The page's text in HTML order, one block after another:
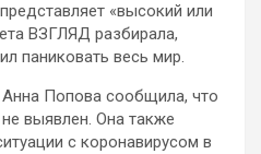
«высокий или
ВЗГЛЯД разбирала,
паниковать весь мир.
Попова сообщила, что
выявлен. Она также
с коронавирусом в